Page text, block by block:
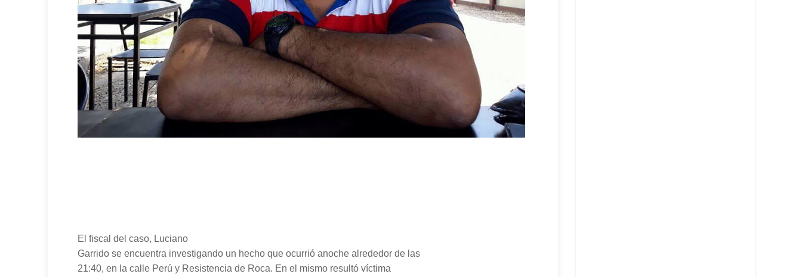
El fiscal del caso, Luciano
Garrido se encuentra investigando un hecho que ocurrió anoche alrededor de las
21:40, en la calle Perú y Resistencia de Roca. En el mismo resultó víctima